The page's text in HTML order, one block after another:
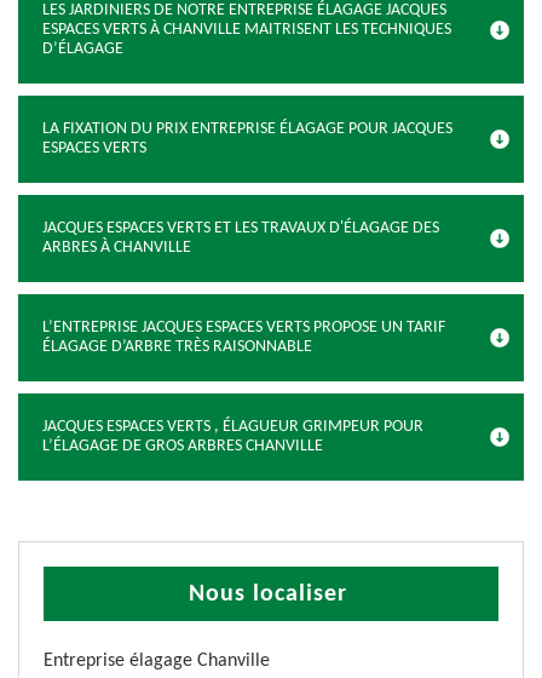
LES JARDINIERS DE NOTRE ENTREPRISE ÉLAGAGE JACQUES
ESPACES VERTS À CHANVILLE MAITRISENT LES TECHNIQUES
D’ÉLAGAGE
LA FIXATION DU PRIX ENTREPRISE ÉLAGAGE POUR JACQUES
ESPACES VERTS
JACQUES ESPACES VERTS ET LES TRAVAUX D'ÉLAGAGE DES
ARBRES À CHANVILLE
L’ENTREPRISE JACQUES ESPACES VERTS PROPOSE UN TARIF
ÉLAGAGE D’ARBRE TRÈS RAISONNABLE
JACQUES ESPACES VERTS , ÉLAGUEUR GRIMPEUR POUR
L’ÉLAGAGE DE GROS ARBRES CHANVILLE
Nous localiser
Entreprise élagage Chanville